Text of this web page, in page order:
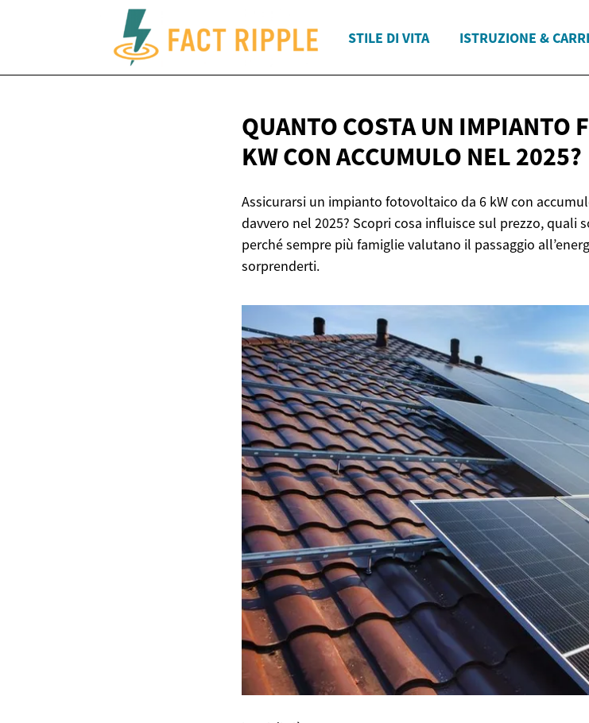
STILE DI VITA ISTRUZIONE &
QUANTO COSTA UN IMPIANTO
KW CON ACCUMULO NEL 2025?
Assicurarsi un impianto fotovoltaico da 6 kW con
davvero nel 2025? Scopri cosa influisce sul prezzo, quali
perché sempre più famiglie valutano il passaggio
sorprenderti.